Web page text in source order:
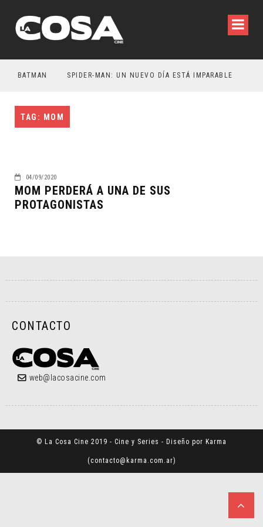
BATMAN SPIDER-MAN: UN NUEVO DÍA ESTÁ IMPARABLE
TAG: MOM
04/09/2020
MOM PERDERÁ A UNA DE SUS
PROTAGONISTAS
CONTACTO
web@lacosacine.com
© La Cosa Cine 2019 - Cine y Series - Diseño por Karma
(contacto@karma.com.ar)